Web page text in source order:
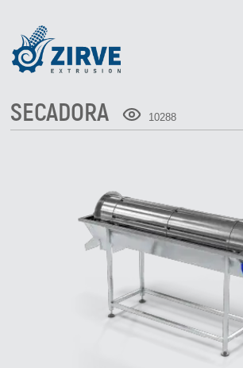
SECADORA 10288